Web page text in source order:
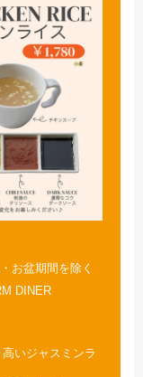
お盆期間を除く
DINER
いジャスミンラ